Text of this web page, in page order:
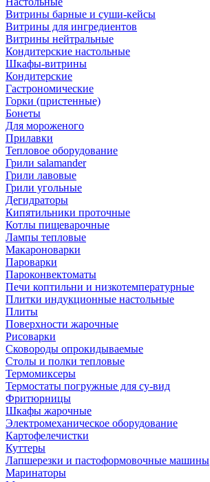
Витрины барные и суши-кейсы
Витрины для ингредиентов
Витрины нейтральные
Кондитерские настольные
Шкафы-витрины
Кондитерские
Гастрономические
Горки (пристенные)
Бонеты
Для мороженого
Прилавки
Тепловое оборудование
Грили salamander
Грили лавовые
Грили угольные
Дегидраторы
Кипятильники проточные
Котлы пищеварочные
Лампы тепловые
Макароноварки
Пароварки
Пароконвектоматы
Печи коптильни и низкотемпературные
Плитки индукционные настольные
Плиты
Поверхности жарочные
Рисоварки
Сковороды опрокидываемые
Столы и полки тепловые
Термомиксеры
Термостаты погружные для су-вид
Фритюрницы
Шкафы жарочные
Электромеханическое оборудование
Картофелечистки
Куттеры
Лапшерезки и пастоформовочные машины
Маринаторы